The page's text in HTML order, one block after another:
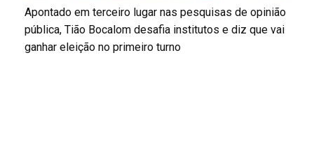
Apontado em terceiro lugar nas pesquisas de opinião
pública, Tião Bocalom desafia institutos e diz que vai
ganhar eleição no primeiro turno